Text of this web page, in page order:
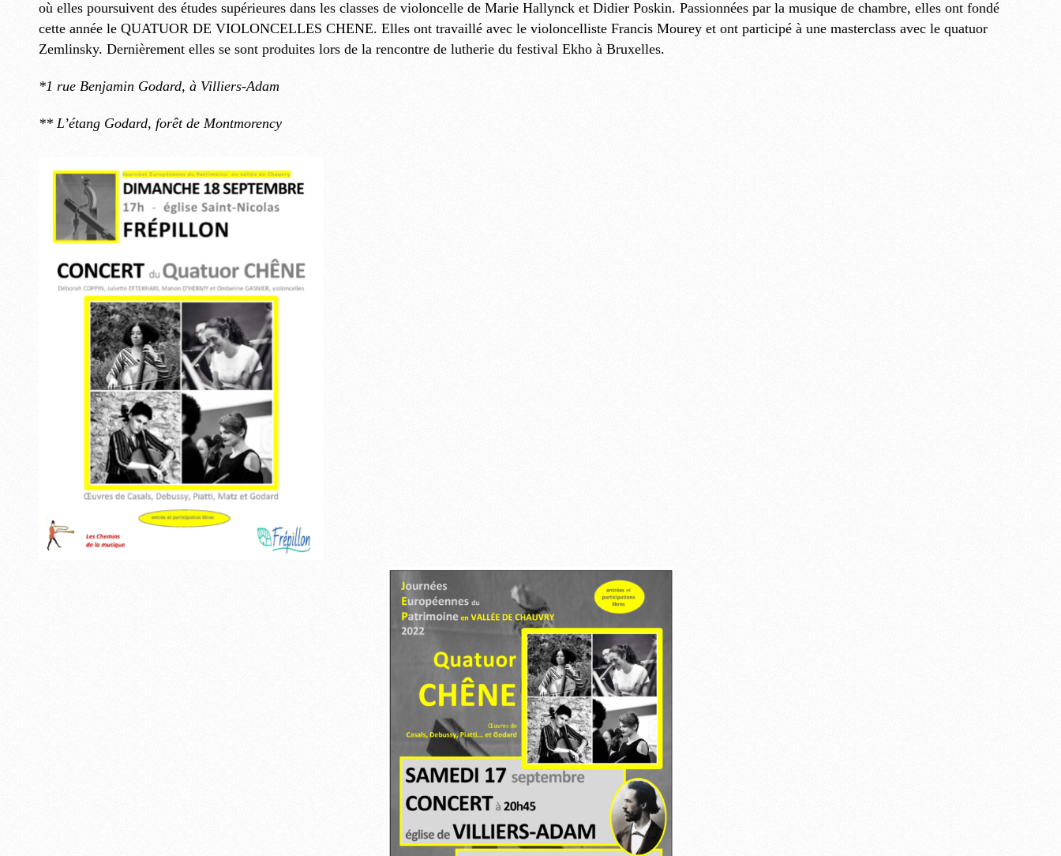
où elles poursuivent des études supérieures dans les classes de violoncelle de Marie Hallynck et Didier Poskin. Passionnées par la musique de chambre, elles ont fondé
cette année le QUATUOR DE VIOLONCELLES CHENE. Elles ont travaillé avec le violoncelliste Francis Mourey et ont participé à une masterclass avec le quatuor
Zemlinsky. Dernièrement elles se sont produites lors de la rencontre de lutherie du festival Ekho à Bruxelles.
*1 rue Benjamin Godard, à Villiers-Adam
** L’étang Godard, forêt de Montmorency